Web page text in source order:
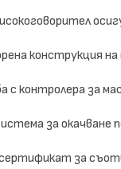
конструкция на
контролера за
за окачване
за